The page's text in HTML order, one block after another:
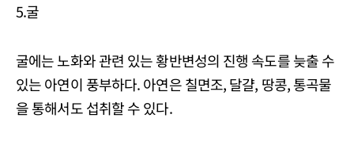
5.굴
굴에는 노화와 관련 있는 황반변성의 진행 속도를 늦출 수
있는 아연이 풍부하다. 아연은 칠면조, 달걀, 땅콩, 통곡물
을 통해서도 섭취할 수 있다.